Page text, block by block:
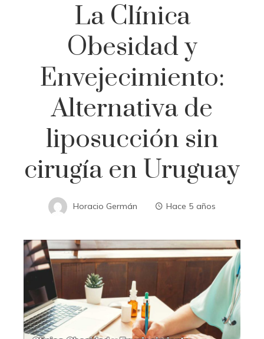
La Clínica
Obesidad y
Envejecimiento:
Alternativa de
liposucción sin
cirugía en Uruguay
Horacio Germán Hace 5 años